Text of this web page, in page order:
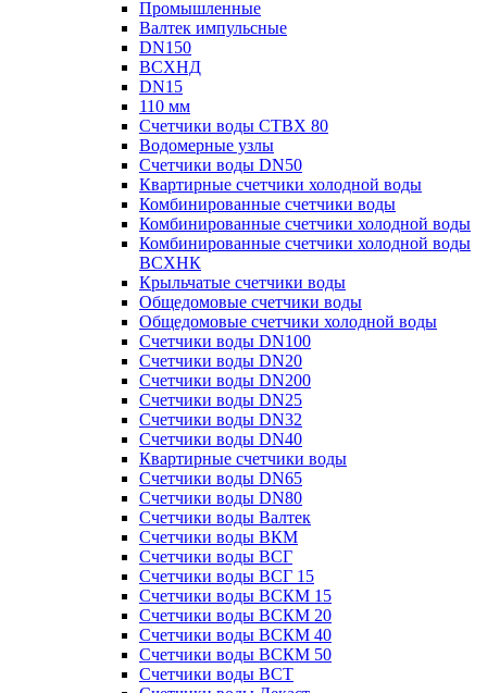
Промышленные
Валтек импульсные
DN150
ВСХНД
DN15
110 мм
Счетчики воды СТВХ 80
Водомерные узлы
Счетчики воды DN50
Квартирные счетчики холодной воды
Комбинированные счетчики воды
Комбинированные счетчики холодной воды
Комбинированные счетчики холодной воды
ВСХНК
Крыльчатые счетчики воды
Общедомовые счетчики воды
Общедомовые счетчики холодной воды
Счетчики воды DN100
Счетчики воды DN20
Счетчики воды DN200
Счетчики воды DN25
Счетчики воды DN32
Счетчики воды DN40
Квартирные счетчики воды
Счетчики воды DN65
Счетчики воды DN80
Счетчики воды Валтек
Счетчики воды ВКМ
Счетчики воды ВСГ
Счетчики воды ВСГ 15
Счетчики воды ВСКМ 15
Счетчики воды ВСКМ 20
Счетчики воды ВСКМ 40
Счетчики воды ВСКМ 50
Счетчики воды ВСТ